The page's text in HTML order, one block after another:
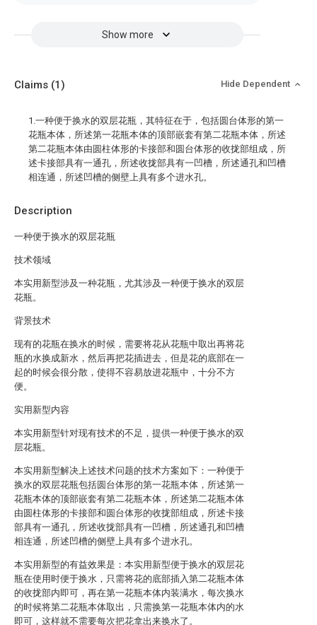
Show more
Description
一种便于换水的双层花瓶
技术领域
本实用新型涉及一种花瓶，尤其涉及一种便于换水的双层
花瓶。
背景技术
现有的花瓶在换水的时候，需要将花从花瓶中取出再将花
瓶的水换成新水，然后再把花插进去，但是花的底部在一
起的时候会很分散，使得不容易放进花瓶中，十分不方
便。
实用新型内容
本实用新型针对现有技术的不足，提供一种便于换水的双
层花瓶。
本实用新型解决上述技术问题的技术方案如下：一种便于
换水的双层花瓶包括圆台体形的第一花瓶本体，所述第一
花瓶本体的顶部嵌套有第二花瓶本体，所述第二花瓶本体
由圆柱体形的卡接部和圆台体形的收拢部组成，所述卡接
部具有一通孔，所述收拢部具有一凹槽，所述通孔和凹槽
相连通，所述凹槽的侧壁上具有多个进水孔。
本实用新型的有益效果是：本实用新型便于换水的双层花
瓶在使用时便于换水，只需将花的底部插入第二花瓶本体
的收拢部内即可，再在第一花瓶本体内装满水，每次换水
的时候将第二花瓶本体取出，只需换第一花瓶本体内的水
即可，这样就不需要每次把花拿出来换水了。
Claims (1) Hide Dependent
1.一种便于换水的双层花瓶，其特征在于，包括圆台体形的第一
花瓶本体，所述第一花瓶本体的顶部嵌套有第二花瓶本体，所述
第二花瓶本体由圆柱体形的卡接部和圆台体形的收拢部组成，所
述卡接部具有一通孔，所述收拢部具有一凹槽，所述通孔和凹槽
相连通，所述凹槽的侧壁上具有多个进水孔。